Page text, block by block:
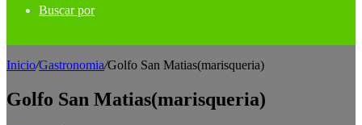
Buscar por
Inicio/Gastronomia/Golfo San Matias(marisqueria)
Golfo San Matias(marisqueria)